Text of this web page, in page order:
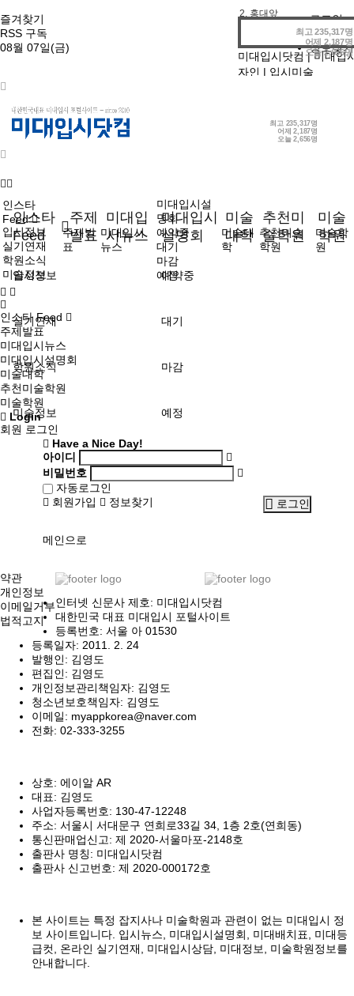
즐겨찾기
RSS 구독
08월 07일(금)
로그인
회원가입
정보찾기
최고235,317명
어제 2,187명
오늘2,656명
2. 홍대앞
4. 선릉
미대입시닷컴 | 미대입
자인 | 입시미술
최고 235,317명
어제2,187명
오늘2,656명
인스타
Feed
입시정보
실기연재
학원소식
미술정보
주제
발표
미대입
시뉴스
미대입시
설명회
예약중
대기
마감
예정
미술
대학
추천미
술학원
미술
학원
인스타
Feed
입시정보
실기연재
학원소식
미술정보
주제발
표
미대입시
뉴스
미대입시설
명회
예약중
대기
마감
예정
미술대
학
추천미술
학원
미술학
원
인스타 Feed
주제발표
미대입시뉴스
미대입시설명회
미술대학
추천미술학원
미술학원
Login
회원 로그인
Have a Nice Day!
아이디
비밀번호
자동로그인
로그인
회원가입 정보찾기
메인으로
약관
개인정보
이메일거부
법적고지
인터넷 신문사 제호: 미대입시닷컴
대한민국 대표 미대입시 포털사이트
등록번호: 서울 아 01530
등록일자: 2011. 2. 24
발행인: 김영도
편집인: 김영도
개인정보관리책임자: 김영도
청소년보호책임자: 김영도
이메일: myappkorea@naver.com
전화: 02-333-3255
상호: 에이알 AR
대표: 김영도
사업자등록번호: 130-47-12248
주소: 서울시 서대문구 연희로33길 34, 1층 2호(연희동)
통신판매업신고: 제 2020-서울마포-2148호
출판사 명칭: 미대입시닷컴
출판사 신고번호: 제 2020-000172호
본 사이트는 특정 잡지사나 미술학원과 관련이 없는 미대입시 정
보 사이트입니다. 입시뉴스, 미대입시설명회, 미대배치표, 미대등
급컷, 온라인 실기연재, 미대입시상담, 미대정보, 미술학원정보를
안내합니다.